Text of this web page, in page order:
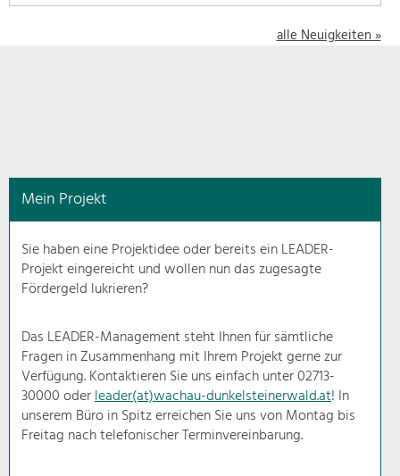
schon
Natur- &
Landschaftsschutz
Pflege, Regulierung und
Weiterentwicklung.
Ortsbild, Baukultur und nachhaltiges
Siedlungswesen.
Land- & Forstwirtschaft
Bewirtschaftung und Pflege der
Kulturlandschaft.
alle Neuigkeiten »
Mein Projekt
Sie haben eine Projektidee oder bereits ein LEADER-
Projekt eingereicht und wollen nun das zugesagte
Fördergeld lukrieren?
Das LEADER-Management steht Ihnen für sämtliche
Fragen in Zusammenhang mit Ihrem Projekt gerne zur
Verfügung. Kontaktieren Sie uns einfach unter 02713-
30000 oderleader(at)wachau-dunkelsteinerwald.at! In
unserem Büro in Spitz erreichen Sie uns von Montag bis
Freitag nach telefonischer Terminvereinbarung.